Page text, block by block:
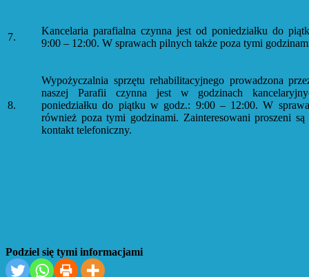
7.
Kancelaria parafialna czynna jest od poniedziałku do
9:00 – 12:00. W sprawach pilnych także poza tymi
8.
Wypożyczalnia sprzętu rehabilitacyjnego prowadzona
naszej Parafii czynna jest w godzinach
poniedziałku do piątku w godz.: 9:00 – 12:00. W
również poza tymi godzinami. Zainteresowani proszeni są
kontakt telefoniczny.
Podziel się tymi informacjami